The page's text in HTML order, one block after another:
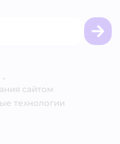
•
сайтом
технологии